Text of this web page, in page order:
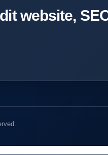
website,